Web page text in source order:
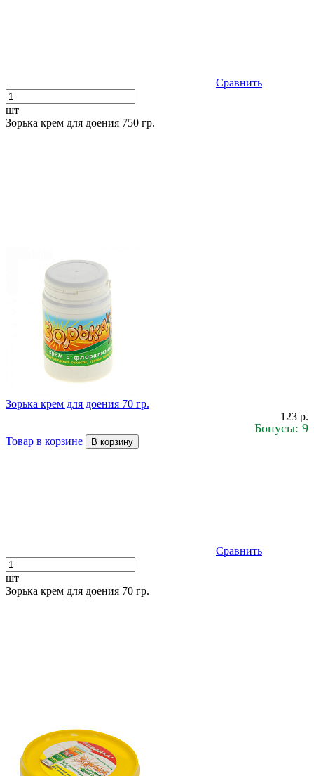
Сравнить
шт
Зорька крем для доения 750 гр.
Зорька крем для доения 70 гр.
123 р.
Бонусы: 9
Товар в корзине В корзину
Сравнить
шт
Зорька крем для доения 70 гр.